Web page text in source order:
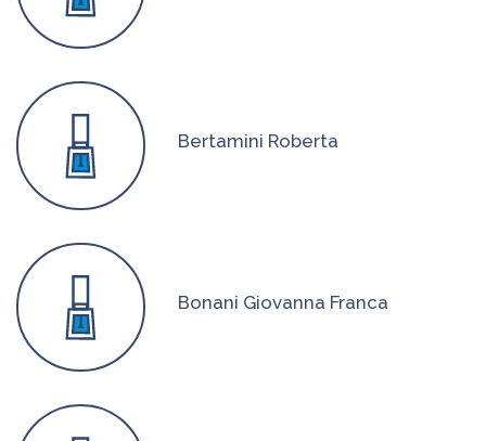
Bertamini Roberta
Bonani Giovanna Franca